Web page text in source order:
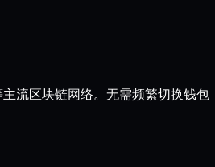
流区块链网络。无需频繁切换钱包